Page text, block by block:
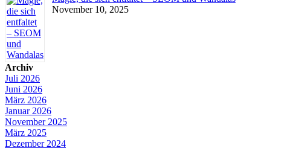
November 10, 2025
Archiv
Juli 2026
Juni 2026
März 2026
Januar 2026
November 2025
März 2025
Dezember 2024